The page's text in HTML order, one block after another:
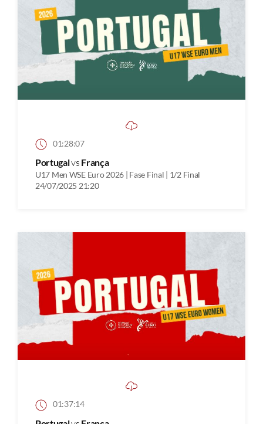
01:28:07
Portugalvs França
U17 Men WSE Euro 2026 | Fase Final | 1/2 Final
24/07/2025 21:20
01:37:14